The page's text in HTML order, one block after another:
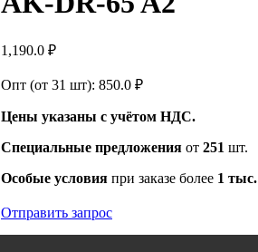
1,190.0 ₽
Опт (от 31 шт): 850.0 ₽
Цены указаны с учётом НДС.
Специальные предложения от 251 шт.
Особые условия при заказе более 1 тыс.
Отправить запрос